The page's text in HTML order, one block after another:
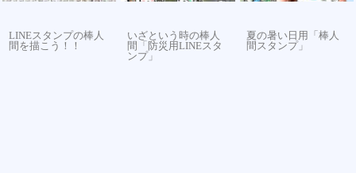
LINEスタンプの棒人
間を描こう！！
いざという時の棒人
間「防災用LINEスタ
ンプ」
夏の暑い日用「棒人
間スタンプ」